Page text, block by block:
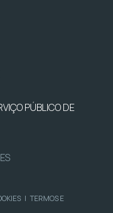
PÚBLICO DE
| TERMOS E